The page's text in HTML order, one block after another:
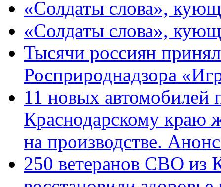
«Солдаты слова»,
«Солдаты слова»,
Тысячи россиян
Росприроднадзора
11 новых автомобилей
Краснодарскому краю
на производстве.
250 ветеранов СВО из